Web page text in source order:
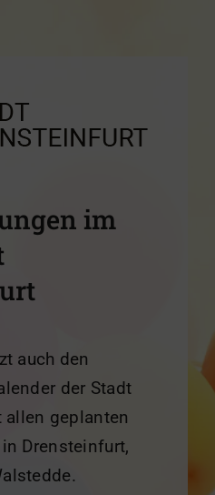
im
auch den
der Stadt
geplanten
Drensteinfurt,